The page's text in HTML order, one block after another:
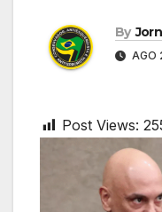
By
AGO
Post Views: